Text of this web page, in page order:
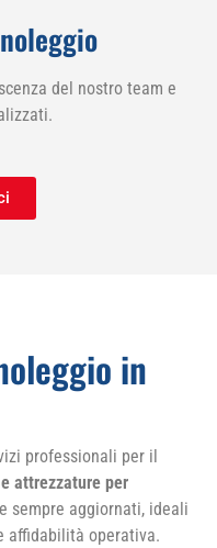
del nostro team e
in
professionali per il
attrezzature per
sempre aggiornati, ideali
affidabilità operativa.